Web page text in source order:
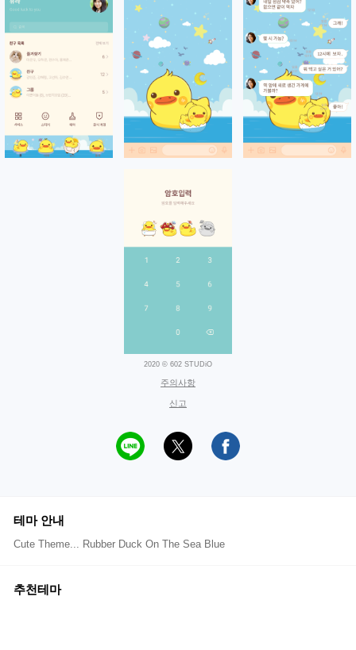
2020 © 602 STUDiO
주의사항
신고
테마 안내
Cute Theme... Rubber Duck On The Sea Blue
추천테마